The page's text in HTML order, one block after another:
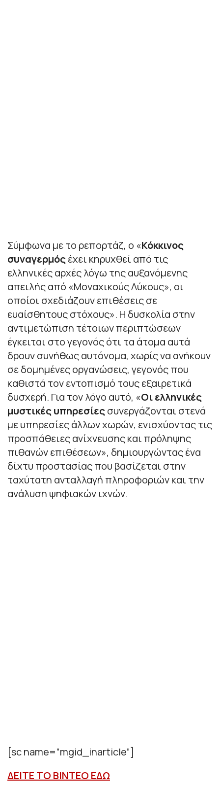
Σύμφωνα με το ρεπορτάζ, ο «Κόκκινος
συναγερμόςέχει κηρυχθεί από τις
ελληνικές αρχές λόγω της αυξανόμενης
απειλής από «Μοναχικούς Λύκους», οι
οποίοι σχεδιάζουν επιθέσεις σε
ευαίσθητους στόχους». Η δυσκολία στην
αντιμετώπιση τέτοιων περιπτώσεων
έγκειται στο γεγονός ότι τα άτομα αυτά
δρουν συνήθως αυτόνομα, χωρίς να ανήκουν
σε δομημένες οργανώσεις, γεγονός που
καθιστά τον εντοπισμό τους εξαιρετικά
δυσχερή. Για τον λόγο αυτό, «Οι ελληνικές
μυστικές υπηρεσίεςσυνεργάζονται στενά
με υπηρεσίες άλλων χωρών, ενισχύοντας τις
προσπάθειες ανίχνευσης και πρόληψης
πιθανών επιθέσεων», δημιουργώντας ένα
δίχτυ προστασίας που βασίζεται στην
ταχύτατη ανταλλαγή πληροφοριών και την
ανάλυση ψηφιακών ιχνών.
[sc name=”mgid_inarticle”]
ΔΕΙΤΕ ΤΟ ΒΙΝΤΕΟ ΕΔΩ